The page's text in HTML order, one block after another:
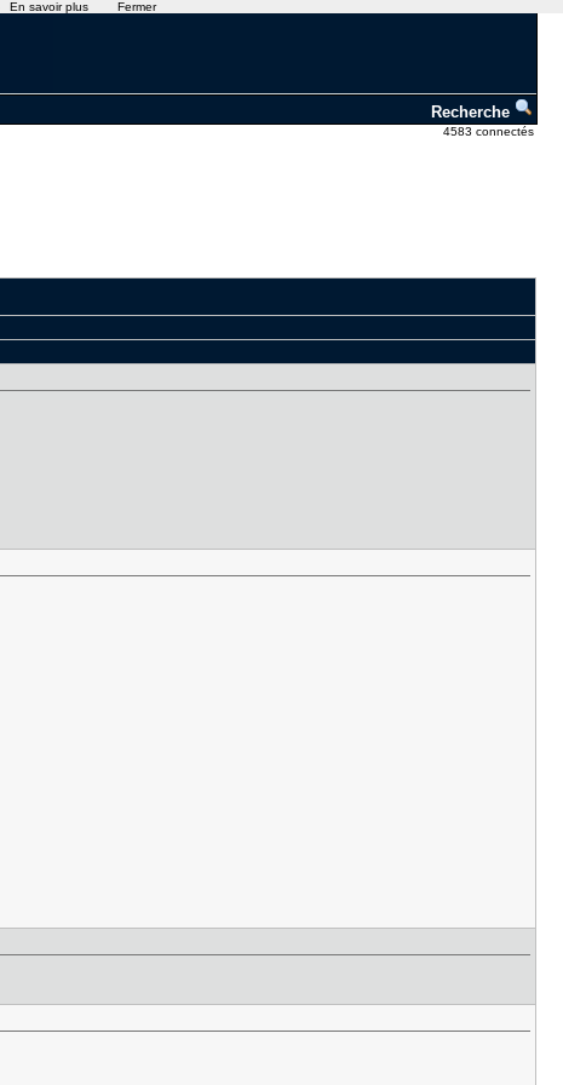
Recherche
4583 connectés
En savoir plus Fermer